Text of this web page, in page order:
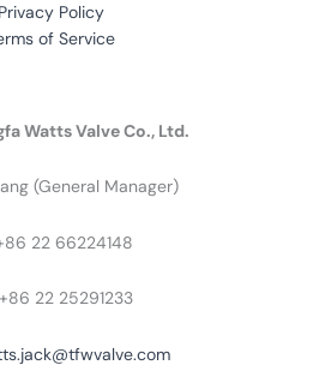
Privacy Policy
of Service
Watts Valve Co., Ltd.
(General Manager)
22 66224148
+86 22 25291233